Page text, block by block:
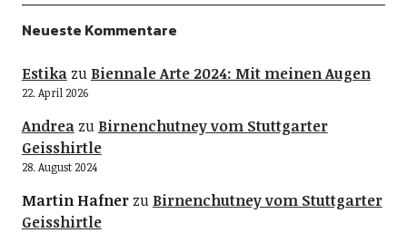
Neueste Kommentare
Estikazu Biennale Arte 2024: Mit meinen Augen
22. April 2026
Andreazu Birnenchutney vom Stuttgarter
Geisshirtle
28. August 2024
Martin Hafnerzu Birnenchutney vom Stuttgarter
Geisshirtle